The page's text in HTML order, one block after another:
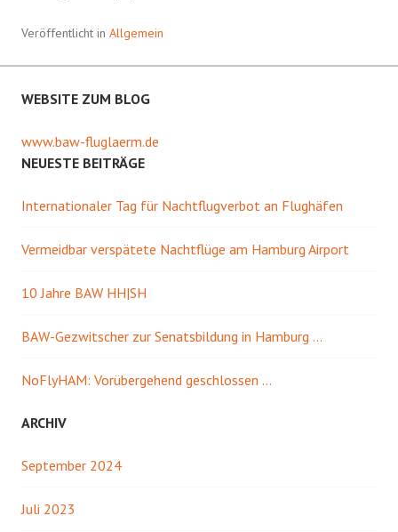
Veröffentlicht in Allgemein
WEBSITE ZUM BLOG
www.baw-fluglaerm.de
NEUESTE BEITRÄGE
Internationaler Tag für Nachtflugverbot an Flughäfen
Vermeidbar verspätete Nachtflüge am Hamburg Airport
10 Jahre BAW HH|SH
BAW-Gezwitscher zur Senatsbildung in Hamburg …
NoFlyHAM: Vorübergehend geschlossen …
ARCHIV
September 2024
Juli 2023